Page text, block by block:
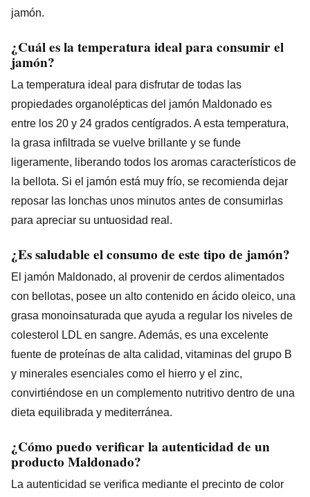
jamón.
¿Cuál es la temperatura ideal para consumir el
jamón?
La temperatura ideal para disfrutar de todas las
propiedades organolépticas del jamón Maldonado es
entre los 20 y 24 grados centígrados. A esta temperatura,
la grasa infiltrada se vuelve brillante y se funde
ligeramente, liberando todos los aromas característicos de
la bellota. Si el jamón está muy frío, se recomienda dejar
reposar las lonchas unos minutos antes de consumirlas
para apreciar su untuosidad real.
¿Es saludable el consumo de este tipo de jamón?
El jamón Maldonado, al provenir de cerdos alimentados
con bellotas, posee un alto contenido en ácido oleico, una
grasa monoinsaturada que ayuda a regular los niveles de
colesterol LDL en sangre. Además, es una excelente
fuente de proteínas de alta calidad, vitaminas del grupo B
y minerales esenciales como el hierro y el zinc,
convirtiéndose en un complemento nutritivo dentro de una
dieta equilibrada y mediterránea.
¿Cómo puedo verificar la autenticidad de un
producto Maldonado?
La autenticidad se verifica mediante el precinto de color